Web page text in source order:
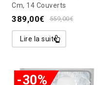
Cm, 14 Couverts
559,00€
389,00€
Lire la suite
-30%